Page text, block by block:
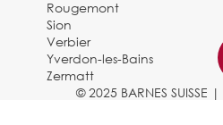
Rougemont
Sion
Verbier
Yverdon-les-Bains
Zermatt
© 2025 BARNES SUISSE |